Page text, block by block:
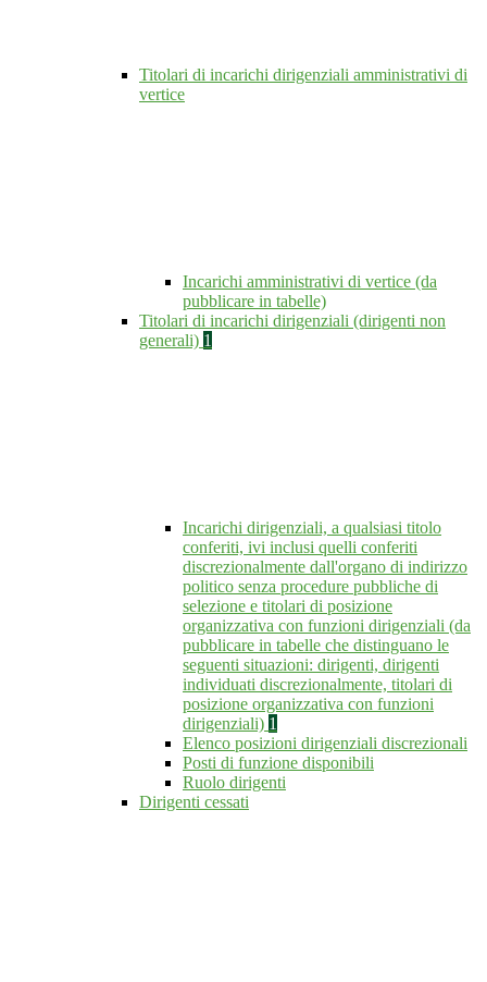
Titolari di incarichi dirigenziali amministrativi di
vertice
Incarichi amministrativi di vertice (da
pubblicare in tabelle)
Titolari di incarichi dirigenziali (dirigenti non
generali) 1
Incarichi dirigenziali, a qualsiasi titolo
conferiti, ivi inclusi quelli conferiti
discrezionalmente dall'organo di indirizzo
politico senza procedure pubbliche di
selezione e titolari di posizione
organizzativa con funzioni dirigenziali (da
pubblicare in tabelle che distinguano le
seguenti situazioni: dirigenti, dirigenti
individuati discrezionalmente, titolari di
posizione organizzativa con funzioni
dirigenziali) 1
Elenco posizioni dirigenziali discrezionali
Posti di funzione disponibili
Ruolo dirigenti
Dirigenti cessati